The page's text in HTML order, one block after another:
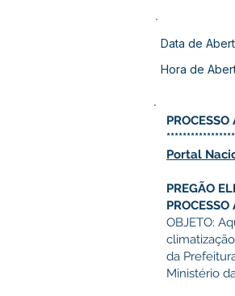
Data de
Hora de
Portal
PREGÃO
OBJETO:
da
Ministério